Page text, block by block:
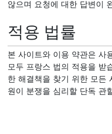
않으며 요청에 대한 답변이
적용 법률
본 사이트와 이용 약관은 사
모두 프랑스 법의 적용을 받
한 해결책을 찾기 위한 모든
원이 분쟁을 심리할 단독 관